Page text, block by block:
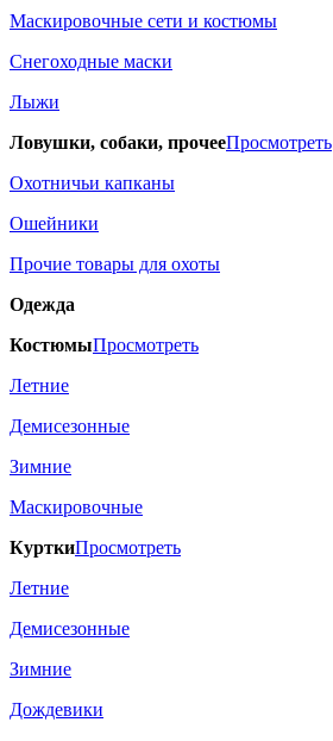
Маскировочные сети и костюмы
Снегоходные маски
Лыжи
Ловушки, собаки, прочееПросмотреть
Охотничьи капканы
Ошейники
Прочие товары для охоты
Одежда
КостюмыПросмотреть
Летние
Демисезонные
Зимние
Маскировочные
КурткиПросмотреть
Летние
Демисезонные
Зимние
Дождевики